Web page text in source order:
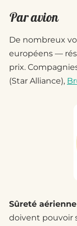
Par avion
De nombreux
européens —
prix.
(Star Alliance),
Sûreté
doivent pouvoir